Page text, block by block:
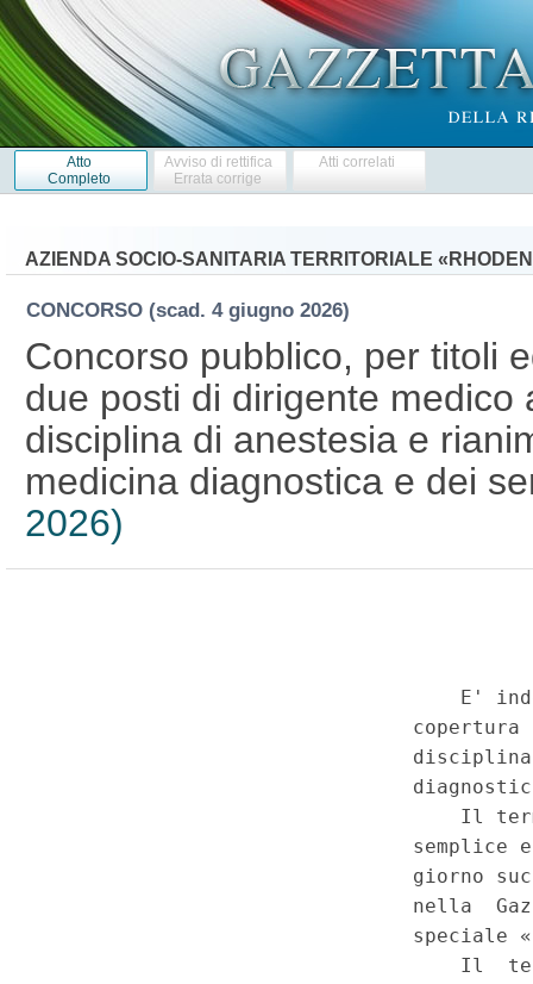
Atto
Completo
Avviso di rettifica
Errata corrige
Atti correlati
AZIENDA SOCIO-SANITARIA TERRITORIALE
CONCORSO (scad. 4 giugno 2026)
Concorso pubblico, per titoli
due posti di dirigente medico
disciplina di anestesia e
medicina diagnostica e dei
2026)